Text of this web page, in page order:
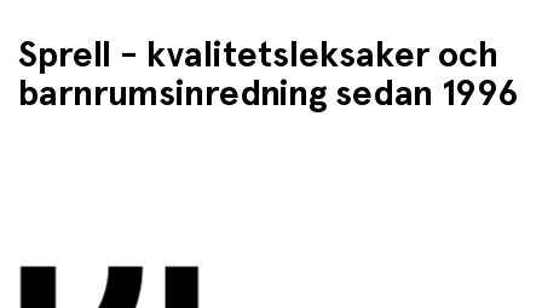
Sprell - kvalitetsleksaker och
barnrumsinredning sedan 1996